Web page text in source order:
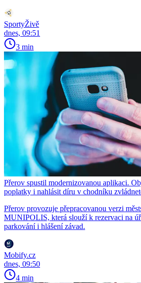
SportyŽivě
dnes, 09:51
3 min
Přerov spustil modernizovanou aplikaci.
poplatky i nahlásit díru v chodníku
Přerov provozuje přepracovanou verzi
MUNIPOLIS, která slouží k rezervaci na
parkování i hlášení závad.
Mobify.cz
dnes, 09:50
4 min